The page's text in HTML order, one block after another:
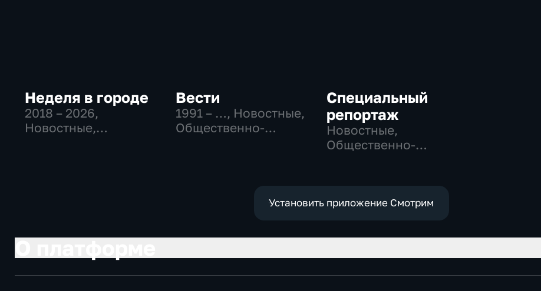
Неделя в городе
2018 – 2026,
Новостные,
Вести
1991 – …, Новостные,
Общественно-
Специальный
репортаж
Новостные,
Общественно-
Установить приложение Смотрим